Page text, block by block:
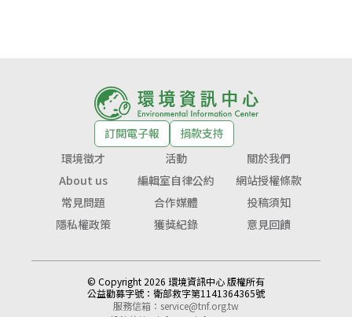
訂閱電子報
捐款支持
環境徵才
活動
關於我們
About us
編輯室自律公約
網站授權條款
常見問題
合作媒體
投稿須知
隱私權政策
獲獎紀錄 意見回饋
© Copyright 2026 環境資訊中心 版權所有
公益勸募字號： 衛部救字第1141364365號
服務信箱： service@tnf.org.tw